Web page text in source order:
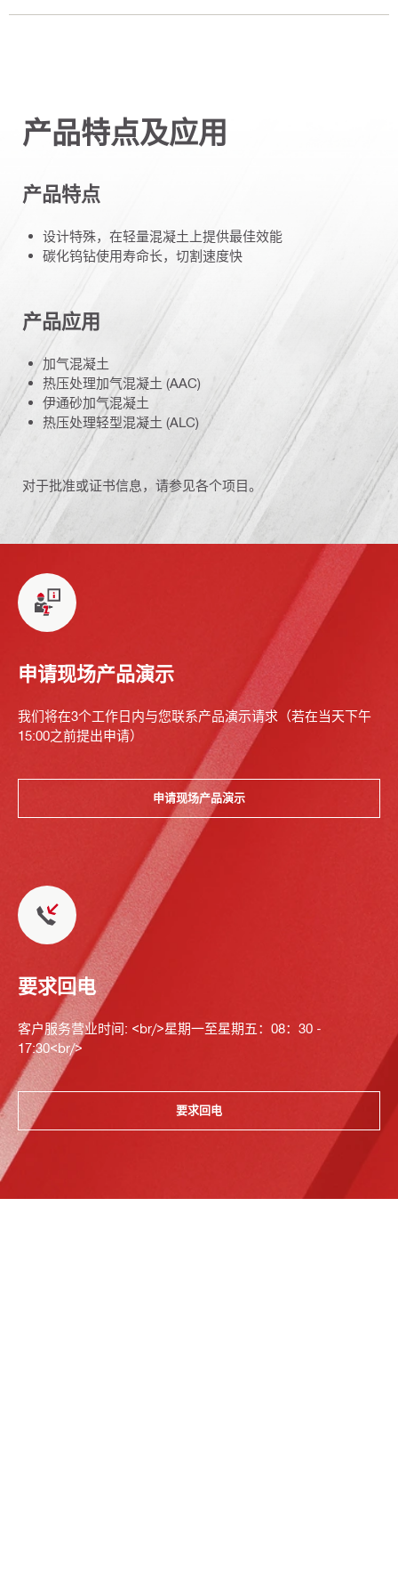
产品特点及应用
产品特点
设计特殊，在轻量混凝土上提供最佳效能
碳化钨钻使用寿命长，切割速度快
产品应用
加气混凝土
热压处理加气混凝土 (AAC)
伊通砂加气混凝土
热压处理轻型混凝土 (ALC)
对于批准或证书信息，请参见各个项目。
申请现场产品演示
我们将在3个工作日内与您联系产品演示请求（若在当天下午
15:00之前提出申请）
申请现场产品演示
要求回电
客户服务营业时间: <br/>星期一至星期五：08：30 -
17:30<br/>
要求回电